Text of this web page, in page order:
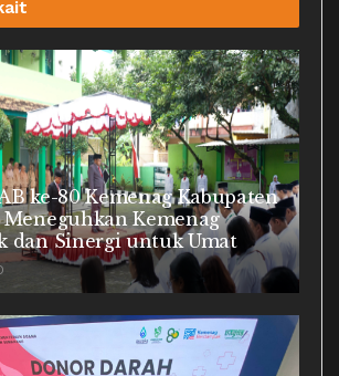
ke-80 Kemenag Kabupaten
Meneguhkan Kemenag
dan Sinergi untuk Umat